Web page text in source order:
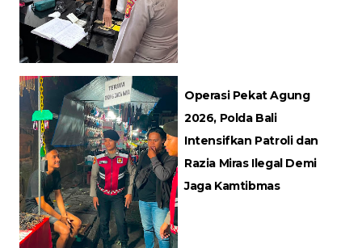
Operasi Pekat Agung
2026, Polda Bali
Intensifkan Patroli dan
Razia Miras Ilegal Demi
Jaga Kamtibmas